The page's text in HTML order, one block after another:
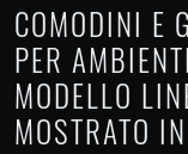
COMODINI E
PER
MODELLO
MOSTRATO